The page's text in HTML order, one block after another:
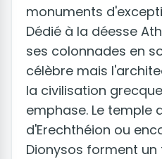
monuments
Dédié à la déesse
ses colonnades en
célèbre mais
la civilisation
emphase. Le temple
d'Erechthéion ou
Dionysos forment